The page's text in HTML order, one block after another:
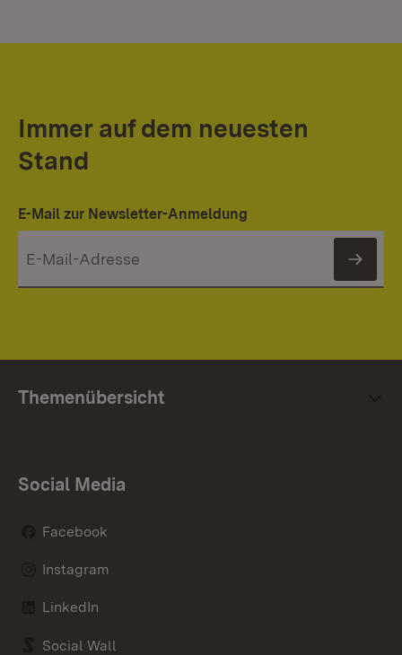
Immer auf dem neuesten
Stand
E-Mail zur Newsletter-Anmeldung
Themenübersicht
Social Media
Facebook
Instagram
LinkedIn
Social Wall